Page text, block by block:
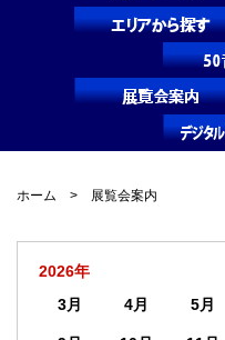
ホーム > 展覧会案内
2026年
3月
4月 5月